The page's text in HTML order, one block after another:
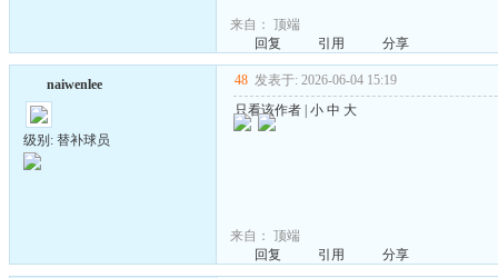
来自： 顶端
回复
引用 分享
naiwenlee
级别: 替补球员
48 发表于: 2026-06-04 15:19
只看该作者 小 中 大
来自： 顶端
回复
引用 分享